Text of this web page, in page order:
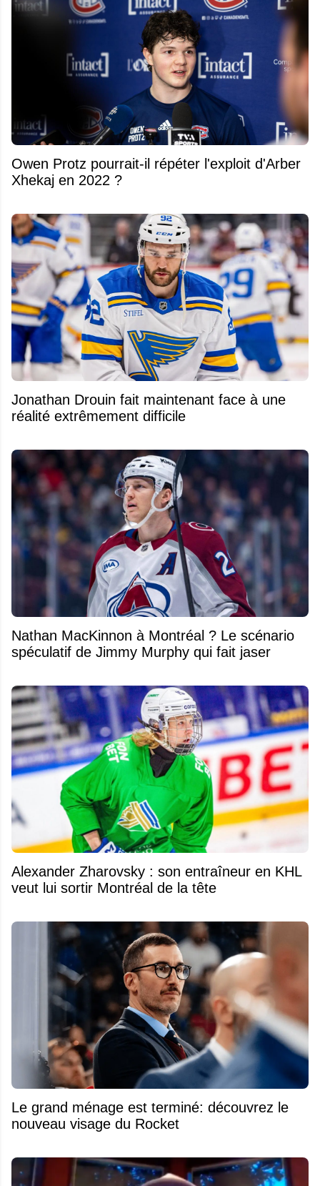
Owen Protz pourrait-il répéter l'exploit d'Arber
Xhekaj en 2022 ?
Jonathan Drouin fait maintenant face à une
réalité extrêmement difficile
Nathan MacKinnon à Montréal ? Le scénario
spéculatif de Jimmy Murphy qui fait jaser
Alexander Zharovsky : son entraîneur en KHL
veut lui sortir Montréal de la tête
Le grand ménage est terminé: découvrez le
nouveau visage du Rocket